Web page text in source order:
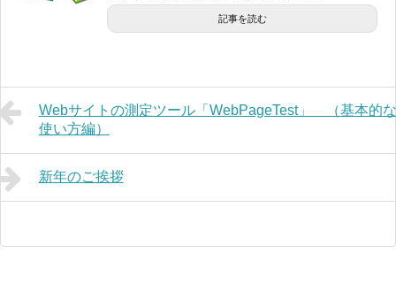
記事を読む
Webサイトの測定ツール「WebPageTest」 （基本的な
使い方編）
新年のご挨拶